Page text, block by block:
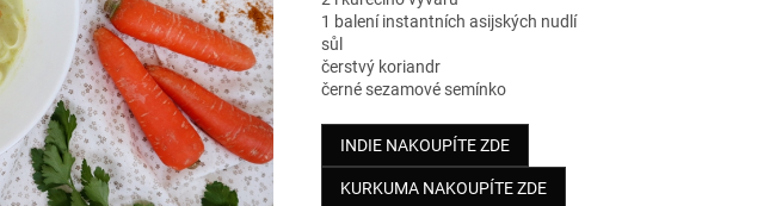
1 balení instantních asijských nudlí
sůl
čerstvý koriandr
černé sezamové semínko
INDIE NAKOUPÍTE ZDE
KURKUMA NAKOUPÍTE ZDE